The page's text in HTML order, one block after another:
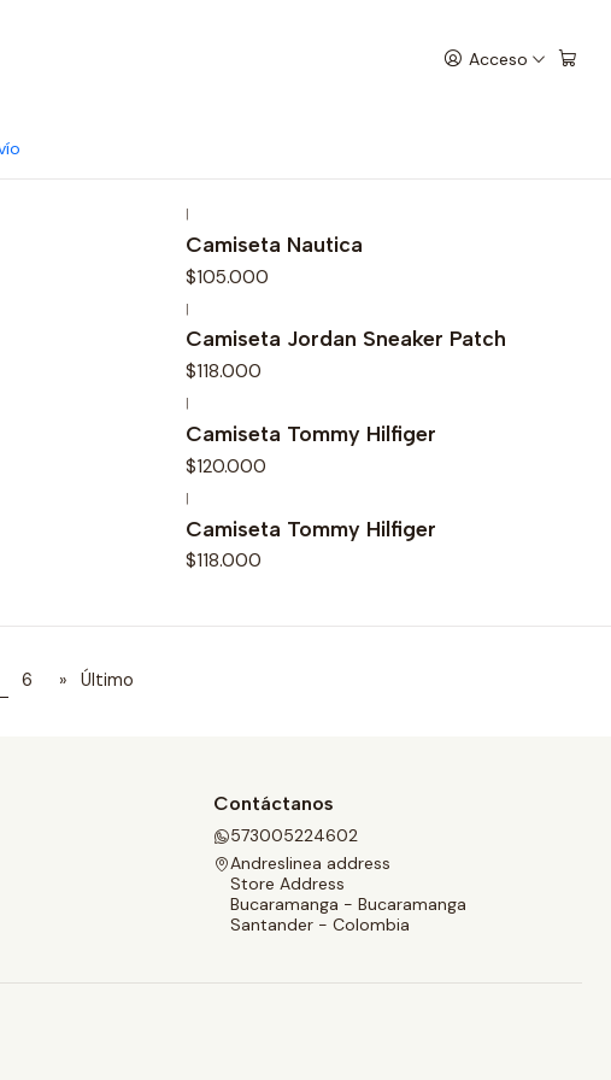
Acceso
|
Camiseta Nautica
$105.000
|
Camiseta Jordan Sneaker Patch
$118.000
|
Camiseta Tommy Hilfiger
$120.000
|
Camiseta Tommy Hilfiger
$118.000
6 » Último
Contáctanos
573005224602
Andreslinea address
Store Address
Bucaramanga - Bucaramanga
Santander - Colombia